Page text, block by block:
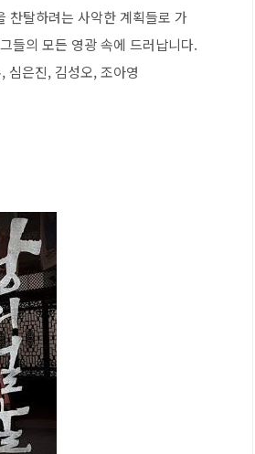
찬탈하려는 사악한 계획들로 가
들의 모든 영광 속에 드러납니다.
심은진, 김성오, 조아영